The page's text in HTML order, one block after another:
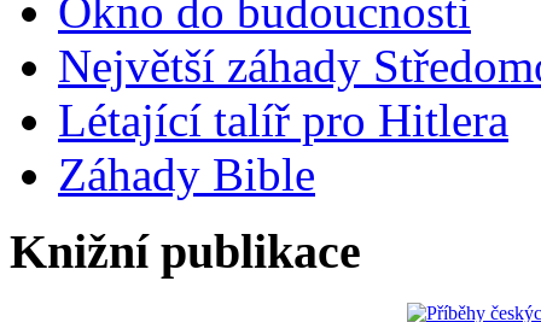
Okno do budoucnosti
Největší záhady
Létající talíř pro Hitlera
Záhady Bible
Knižní publikace